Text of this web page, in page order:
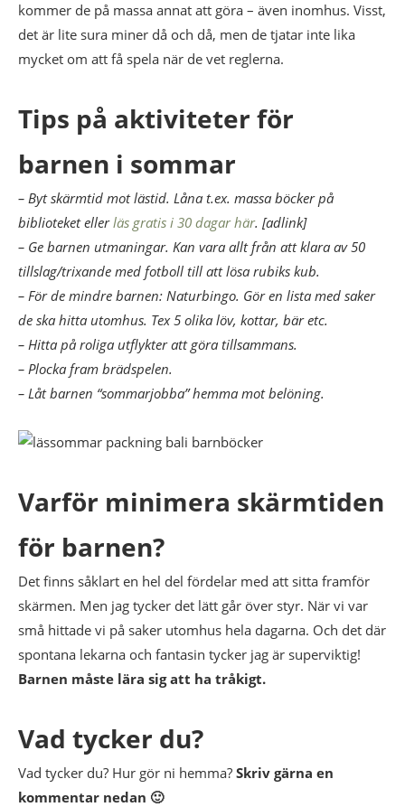
kommer de på massa annat att göra – även inomhus. Visst,
det är lite sura miner då och då, men de tjatar inte lika
mycket om att få spela när de vet reglerna.
Tips på aktiviteter för
barnen i sommar
– Byt skärmtid mot lästid. Låna t.ex. massa böcker på
biblioteket ellerläs gratis i 30 dagar här. [adlink]
– Ge barnen utmaningar. Kan vara allt från att klara av 50
tillslag/trixande med fotboll till att lösa rubiks kub.
– För de mindre barnen: Naturbingo. Gör en lista med saker
de ska hitta utomhus. Tex 5 olika löv, kottar, bär etc.
– Hitta på roliga utflykter att göra tillsammans.
– Plocka fram brädspelen.
– Låt barnen “sommarjobba” hemma mot belöning.
Varför minimera skärmtiden
för barnen?
Det finns såklart en hel del fördelar med att sitta framför
skärmen. Men jag tycker det lätt går över styr. När vi var
små hittade vi på saker utomhus hela dagarna. Och det där
spontana lekarna och fantasin tycker jag är superviktig!
Barnen måste lära sig att ha tråkigt.
Vad tycker du?
Vad tycker du? Hur gör ni hemma? Skriv gärna en
kommentar nedan 🙂